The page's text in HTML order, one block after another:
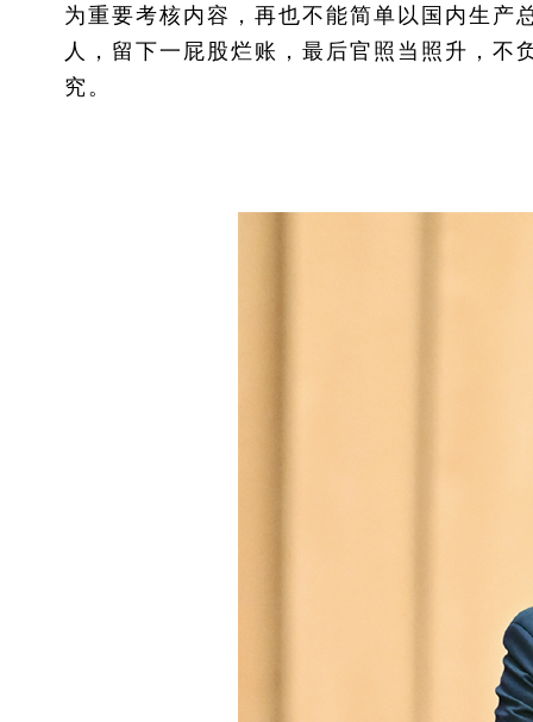
为重要考核内容，再也不能简单以国内生产
人，留下一屁股烂账，最后官照当照升，
究。